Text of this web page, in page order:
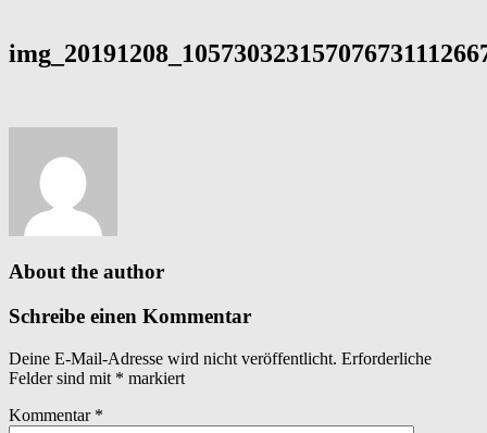
About the author
Schreibe einen Kommentar
Deine E-Mail-Adresse wird nicht veröffentlicht. Erforderliche
Felder sind mit * markiert
Kommentar *